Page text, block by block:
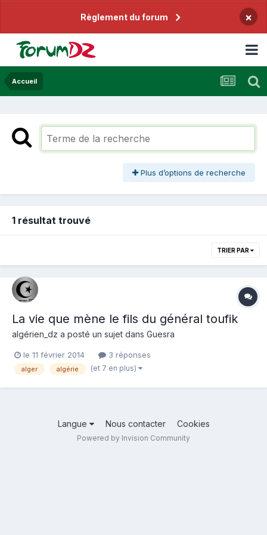
Règlement du forum ×
Accueil
Plus d’options de recherche
1 résultat trouvé
TRIER PAR
La vie que mène le fils du général toufik
algérien_dz a posté un sujet dans Guesra
le 11 février 2014 3 réponses
alger algérie (et 7 en plus)
Langue Nous contacter Cookies
Powered by Invision Community